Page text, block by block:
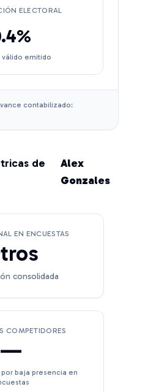
ELECTORAL
%
emitido
contabilizado:
de
Alex
Gonzales
EN ENCUESTAS
consolidada
COMPETIDORES
—
baja presencia en